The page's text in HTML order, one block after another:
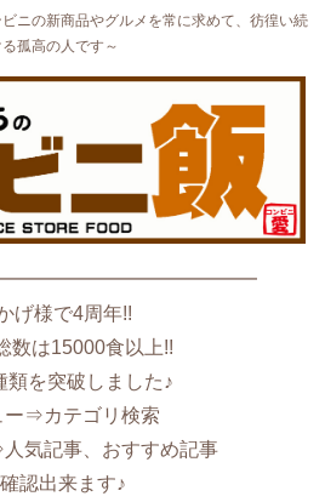
ニの新商品やグルメを常に求めて、彷徨い続
る孤高の人です～
げ様で4周年!!
数は15000食以上!!
類を突破しました♪
ー⇒カテゴリ検索
気記事、おすすめ記事
認出来ます♪